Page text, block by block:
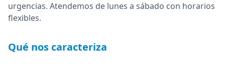
urgencias. Atendemos de lunes a sábado con horarios
flexibles.
Qué nos caracteriza